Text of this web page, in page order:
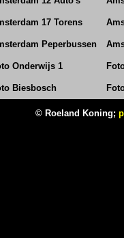
17 Torens
Peperbussen
Onderwijs 1
Biesbosch
© Roeland Koning;